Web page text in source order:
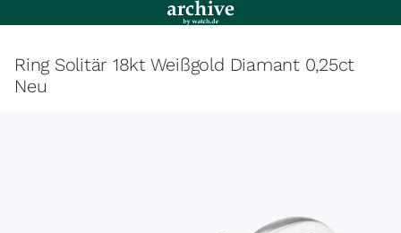
Ring Solitär 18kt Weißgold Diamant 0,25ct
Neu